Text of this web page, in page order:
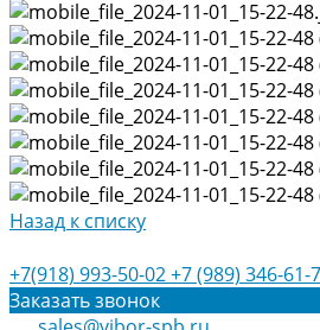
Назад к списку
+7(918) 993-50-02+7 (989) 346-61-
Заказать звонок